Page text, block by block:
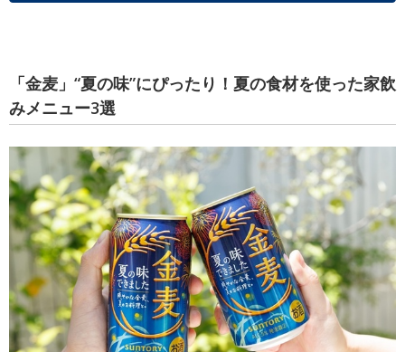
「金麦」“夏の味”にぴったり！夏の食材を使った家飲
みメニュー3選